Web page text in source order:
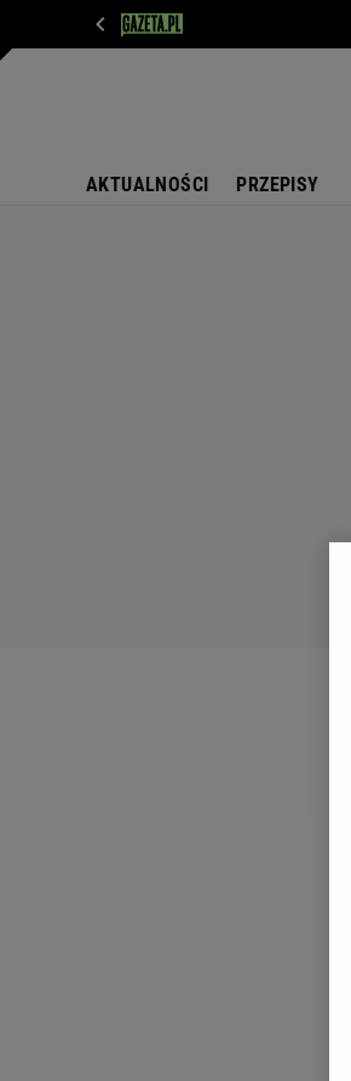
AKTUALNOŚCI PRZEPISY